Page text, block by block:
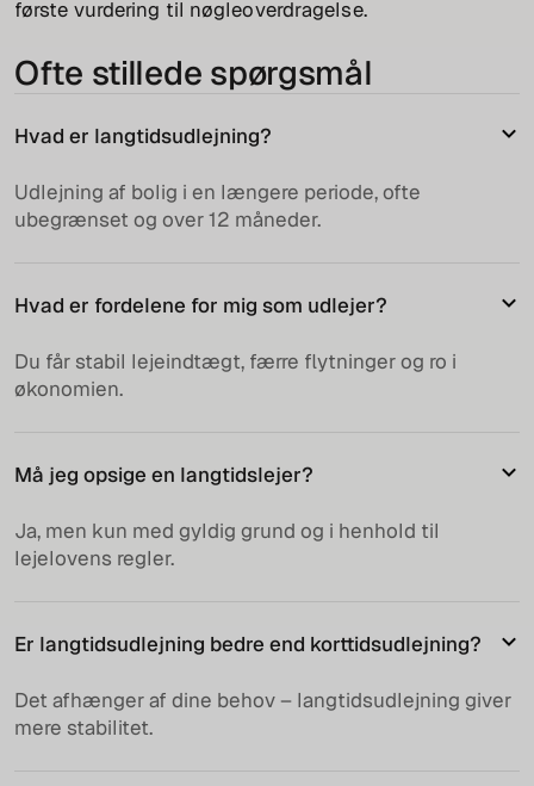
første vurdering til nøgleoverdragelse.
Ofte stillede spørgsmål
Hvad er langtidsudlejning?
Udlejning af bolig i en længere periode, ofte
ubegrænset og over 12 måneder.
Hvad er fordelene for mig som udlejer?
Du får stabil lejeindtægt, færre flytninger og ro i
økonomien.
Må jeg opsige en langtidslejer?
Ja, men kun med gyldig grund og i henhold til
lejelovens regler.
Er langtidsudlejning bedre end korttidsudlejning?
Det afhænger af dine behov – langtidsudlejning giver
mere stabilitet.